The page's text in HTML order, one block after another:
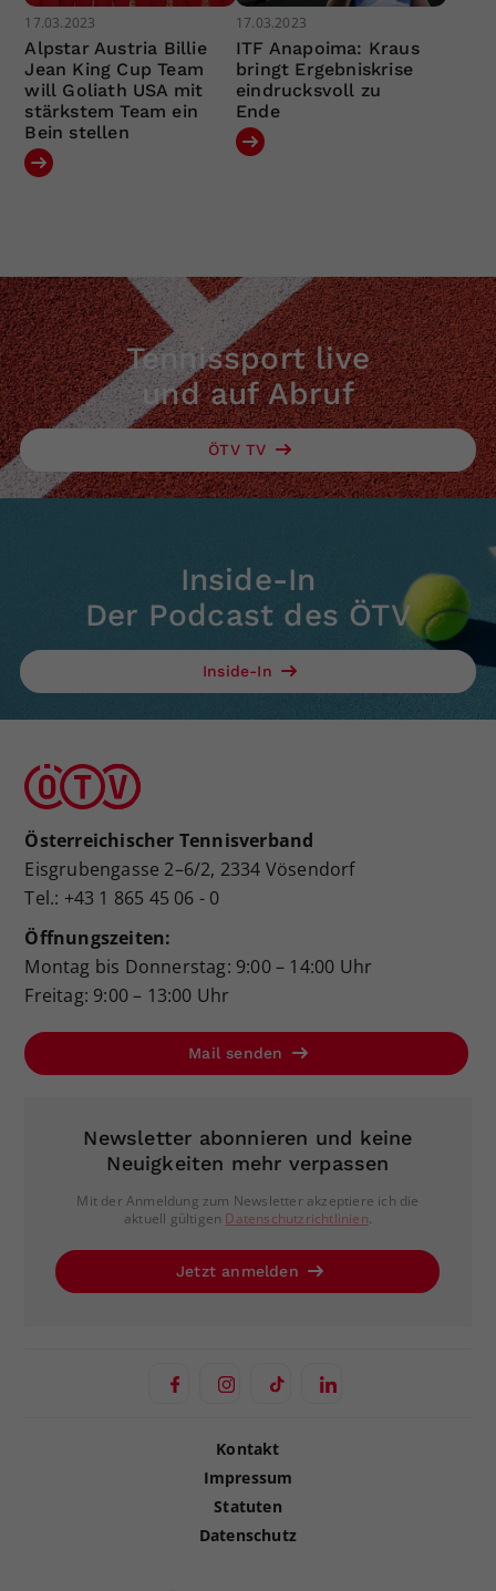
17.03.2023
Alpstar Austria Billie
Jean King Cup Team
will Goliath USA mit
stärkstem Team ein
Bein stellen
17.03.2023
ITF Anapoima: Kraus
bringt Ergebniskrise
eindrucksvoll zu
Ende
Tennissport live
und auf Abruf
ÖTV TV
Inside-In
Der Podcast des ÖTV
Inside-In
Österreichischer Tennisverband
Eisgrubengasse 2–6/2, 2334 Vösendorf
Tel.: +43 1 865 45 06 - 0
Öffnungszeiten:
Montag bis Donnerstag: 9:00 – 14:00 Uhr
Freitag: 9:00 – 13:00 Uhr
Mail senden
Newsletter abonnieren und keine
Neuigkeiten mehr verpassen
Mit der Anmeldung zum Newsletter akzeptiere ich die
aktuell gültigen Datenschutzrichtlinien.
Jetzt anmelden
Kontakt
Impressum
Statuten
Datenschutz